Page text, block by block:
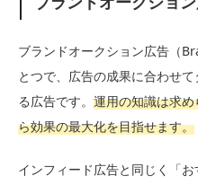
ブランドオークション広告（
とつで、広告の成果に合わせ
る広告です。 運用の知識は求
ら効果の最大化を目指せます。
インフィード広告と同じく「